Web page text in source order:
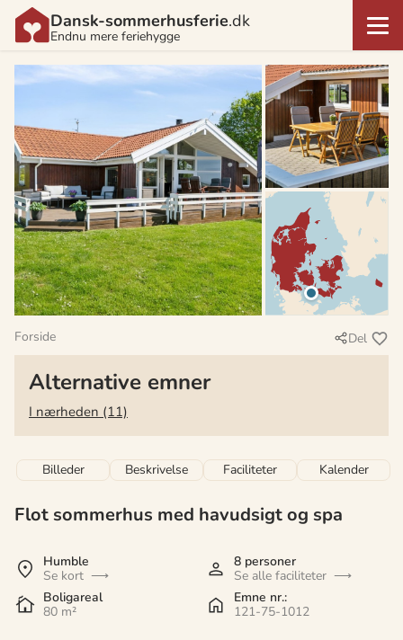
Dansk-sommerhusferie.dk
Endnu mere feriehygge
Forside Del
Alternative emner
I nærheden (11)
Billeder Beskrivelse Faciliteter Kalender
Flot sommerhus med havudsigt og spa
Humble
Se kort
8 personer
Se alle faciliteter
Boligareal
80 m²
Emne nr.:
121-75-1012